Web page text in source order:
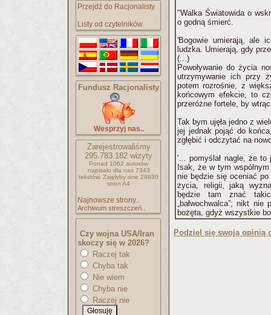
Przejdź do Racjonalisty
Listy od czytelników
Fundusz Racjonalisty
Wesprzyj nas..
Zarejestrowaliśmy
295.783.182 wizyty
Ponad 1062 autorów
napisało dla nas 7343
tekstów. Zajęłyby one 28930
stron A4
Najnowsze strony..
Archiwum streszczeń..
Czy wojna USA/Iran
skoczy się w 2026?
Raczej tak
Chyba tak
Nie wiem
Chyba nie
Raczej nie
"Walka Światowida o
o godną śmierć.
'Bogowie umierają, ale
ludzka. Umierają, gdy
(...)
Powoływanie do życia
utrzymywanie ich przy
potem rozrośnie, z
końcowym efekcie, to
przeróżne fortele, by
Tak bym ujęła jedno z
jej jednak pojąć do
zgłębić i odczytać na
'… pomyślał nagle, że to
Isak, że w tym
nie będzie się oceniać
życia, religii, jaką
będzie tam znać
„bałwochwalca”; nikt
bożęta, gdyż wszystkie
Podziel się swoją opinią